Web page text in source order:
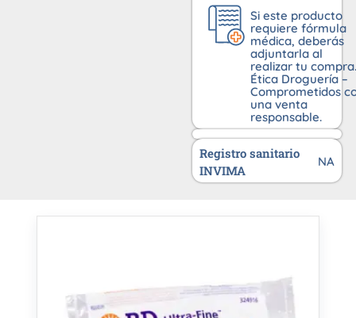
Si este producto
requiere fórmula
médica, deberás
adjuntarla al
realizar tu compra.
Ética Droguería –
Comprometidos
una venta
responsable.
Registro sanitario
INVIMA
NA